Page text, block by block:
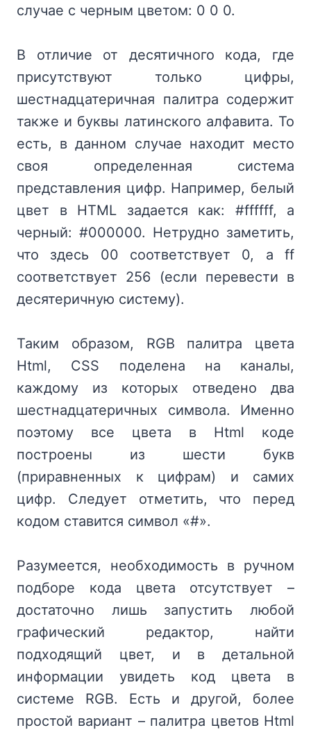
случае с черным цветом: 0 0 0.
В отличие от десятичного кода, где
присутствуют только цифры,
шестнадцатеричная палитра содержит
также и буквы латинского алфавита. То
есть, в данном случае находит место
своя определенная система
представления цифр. Например, белый
цвет в HTML задается как: #ffffff, а
черный: #000000. Нетрудно заметить,
что здесь 00 соответствует 0, а ff
соответствует 256 (если перевести в
десятеричную систему).
Таким образом, RGB палитра цвета
Html, CSS поделена на каналы,
каждому из которых отведено два
шестнадцатеричных символа. Именно
поэтому все цвета в Html коде
построены из шести букв
(приравненных к цифрам) и самих
цифр. Следует отметить, что перед
кодом ставится символ «#».
Разумеется, необходимость в ручном
подборе кода цвета отсутствует –
достаточно лишь запустить любой
графический редактор, найти
подходящий цвет, и в детальной
информации увидеть код цвета в
системе RGB. Есть и другой, более
простой вариант – палитра цветов Html